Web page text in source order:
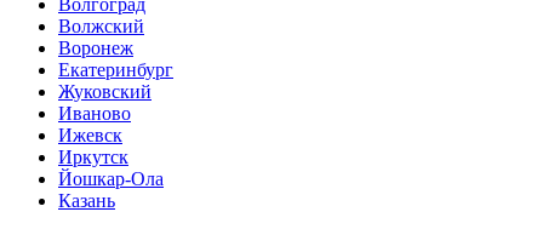
Волжский
Воронеж
Екатеринбург
Жуковский
Иваново
Ижевск
Иркутск
Йошкар-Ола
Казань